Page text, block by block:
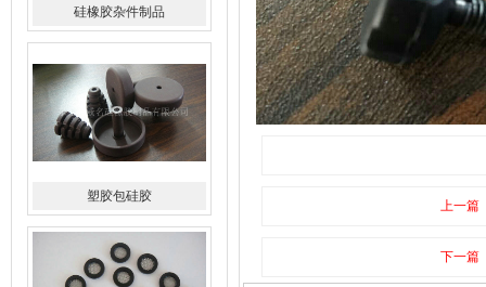
塑胶包硅胶
上一篇
下一篇